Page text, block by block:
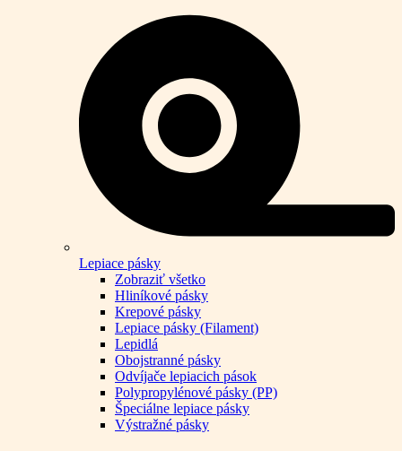
Lepiace pásky
Zobraziť všetko
Hliníkové pásky
Krepové pásky
Lepiace pásky (Filament)
Lepidlá
Obojstranné pásky
Odvíjače lepiacich pások
Polypropylénové pásky (PP)
Špeciálne lepiace pásky
Výstražné pásky